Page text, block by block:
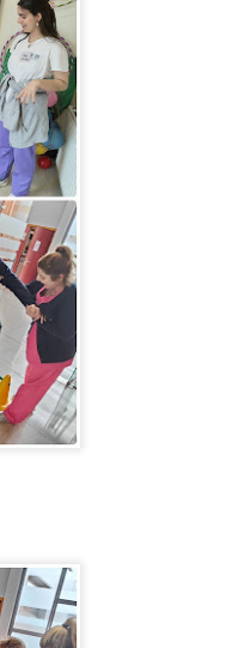
la cocina rusa y ucraniana.
sustituir por ricota o requesón),
calientes.
con requesón
"La amaba" de Anna Gavalda.
un rico industrial de sesenta y